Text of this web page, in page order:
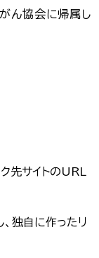
ん協会に帰属し
先サイトのURL
、独自に作ったリ